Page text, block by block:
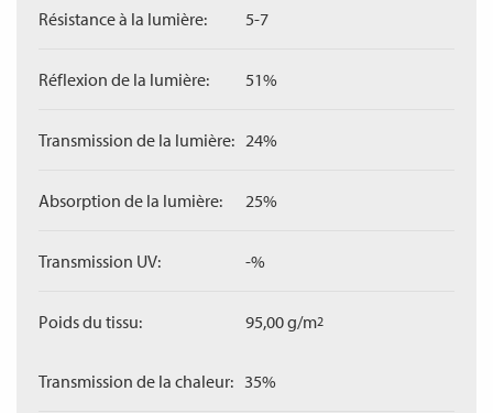
Résistance à la lumière: 5-7
Réflexion de la lumière: 51%
Transmission de la lumière: 24%
Absorption de la lumière: 25%
Transmission UV: -%
Poids du tissu: 95,00 g/m2
Transmission de la chaleur: 35%